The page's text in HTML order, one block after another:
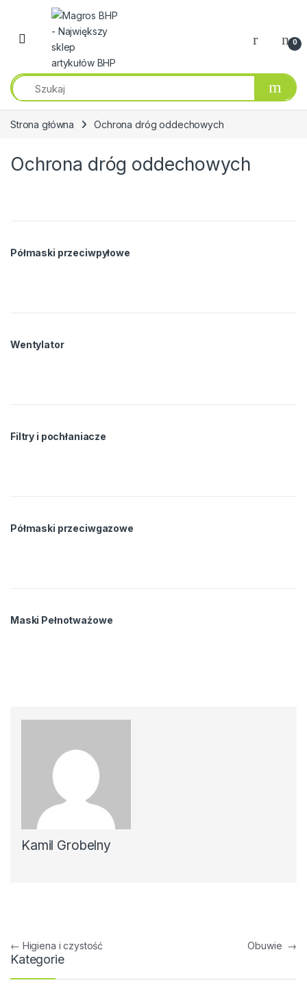
Przejdź do nawigacji
Przeskocz do treści
0
Strona główna Ochrona dróg oddechowych
Ochrona dróg oddechowych
Półmaski przeciwpyłowe
Wentylator
Filtry i pochłaniacze
Półmaski przeciwgazowe
Maski Pełnotważowe
Kamil Grobelny
Nawigacja wpisu
← Higiena i czystość Obuwie →
Kategorie